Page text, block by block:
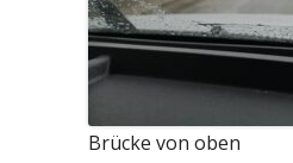
Brücke von oben